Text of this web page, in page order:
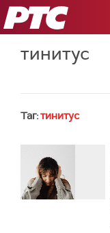
РТС
тинитус
Таг:тинитус